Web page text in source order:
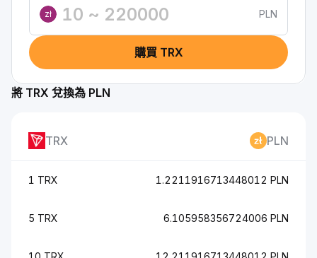
zł
PLN
購買 TRX
將 TRX 兌換為 PLN
TRX PLN
1 TRX 1.2211916713448012 PLN
5 TRX 6.105958356724006 PLN